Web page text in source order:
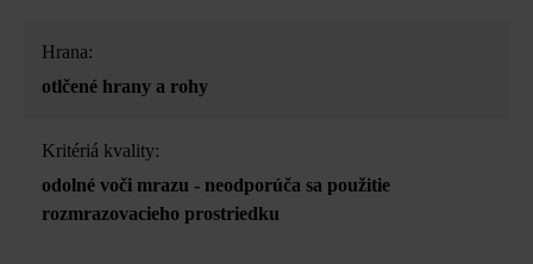
Hrana:
otlčené hrany a rohy
Kritériá kvality:
odolné voči mrazu - neodporúča sa použitie
rozmrazovacieho prostriedku